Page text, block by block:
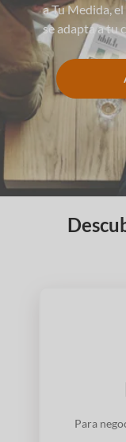
a Tu Medida, el
se adapta a tu
Para